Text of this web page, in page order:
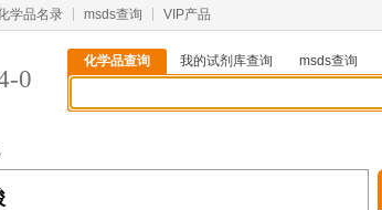
学品名录 msds查询 VIP产品
0
化学品查询 我的试剂库查询 msds查询